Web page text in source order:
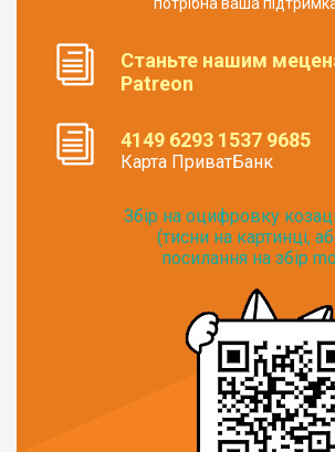
Станьте нашим
Patreon
4149 6293 1537 9685
Карта ПриватБанк
Збір на оцифровку
(тисни на картинці,
посилання на збір